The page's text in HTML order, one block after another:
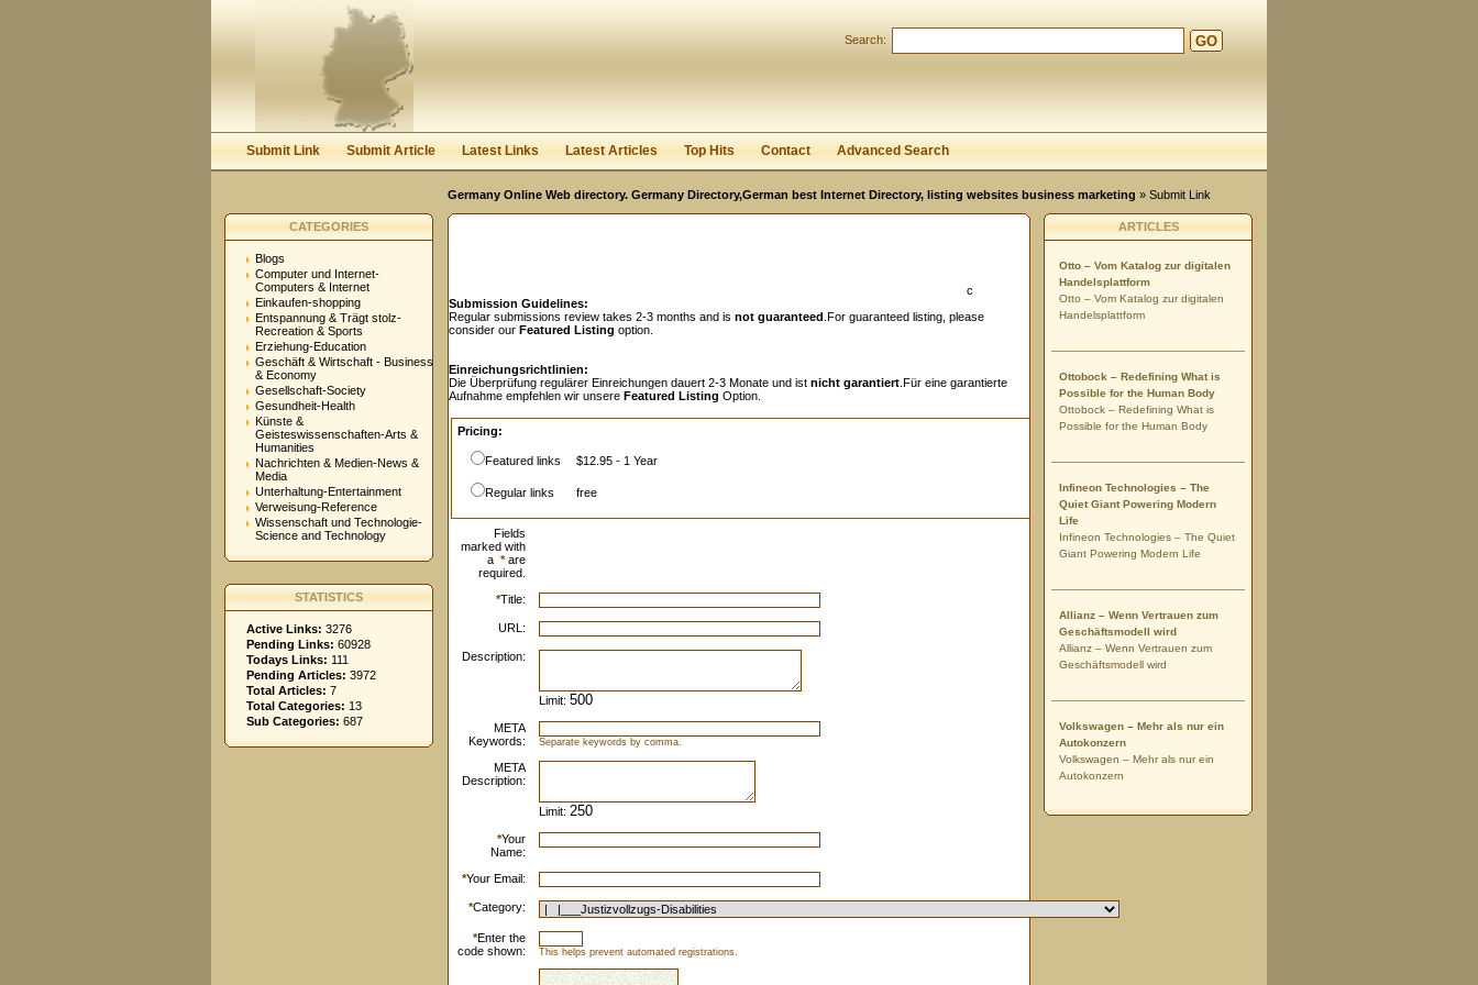
Keep me logged in.
Search: GO
Submit Link Submit Article Latest Links Latest Articles Top Hits Contact Advanced Search
Germany Online Web directory. Germany Directory,German best Internet Directory, listing websites business marketing » Submit Link
CATEGORIES
Blogs
Computer und Internet-
Computers & Internet
Einkaufen-shopping
Entspannung & Trägt stolz-
Recreation & Sports
Erziehung-Education
Geschäft & Wirtschaft - Business
& Economy
Gesellschaft-Society
Gesundheit-Health
Künste &
Geisteswissenschaften-Arts &
Humanities
Nachrichten & Medien-News &
Media
Unterhaltung-Entertainment
Verweisung-Reference
Wissenschaft und Technologie-
Science and Technology
STATISTICS
Active Links: 3276
Pending Links: 60928
Todays Links: 111
Pending Articles: 3972
Total Articles: 7
Total Categories: 13
Sub Categories: 687
c
Submission Guidelines:
Regular submissions review takes 2-3 months and is not guaranteed .For guaranteed listing, please
consider our Featured Listing option.
Einreichungsrichtlinien:
Die Überprüfung regulärer Einreichungen dauert 2-3 Monate und ist nicht garantiert .Für eine garantierte
Aufnahme empfehlen wir unsere Featured Listing Option.
Pricing:
Featured links $12.95 - 1 Year
Regular links free
Fields
marked with
a *are
required.
*Title:
URL:
Description:
Limit:
META
Keywords:
Separate keywords by comma.
META
Description:
Limit:
*Your
Name:
*Your Email:
*Category:
*Enter the
code shown:
This helps prevent automated registrations.
ARTICLES
Otto – Vom Katalog zur digitalen
Handelsplattform
Otto – Vom Katalog zur digitalen
Handelsplattform
Ottobock – Redefining What is
Possible for the Human Body
Ottobock – Redefining What is
Possible for the Human Body
Infineon Technologies – The
Quiet Giant Powering Modern
Life
Infineon Technologies – The Quiet
Giant Powering Modern Life
Allianz – Wenn Vertrauen zum
Geschäftsmodell wird
Allianz – Wenn Vertrauen zum
Geschäftsmodell wird
Volkswagen – Mehr als nur ein
Autokonzern
Volkswagen – Mehr als nur ein
Autokonzern